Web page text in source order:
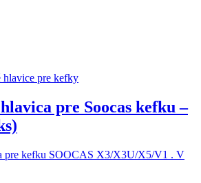
hlavice pre kefky
pre Soocas kefku –
pre kefku SOOCAS X3/X3U/X5/V1 . V